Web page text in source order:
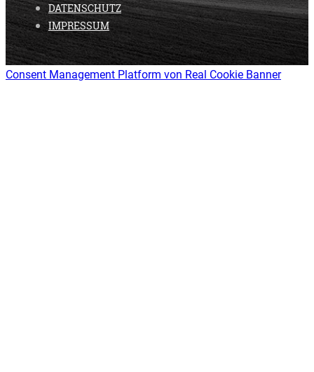
DATENSCHUTZ
IMPRESSUM
Consent Management Platform von Real Cookie Banner